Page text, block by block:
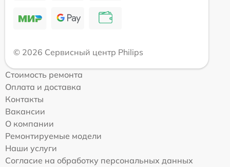
© 2026 Сервисный центр Philips
Стоимость ремонта
Оплата и доставка
Контакты
Вакансии
О компании
Ремонтируемые модели
Наши услуги
Согласие на обработку персональных данных